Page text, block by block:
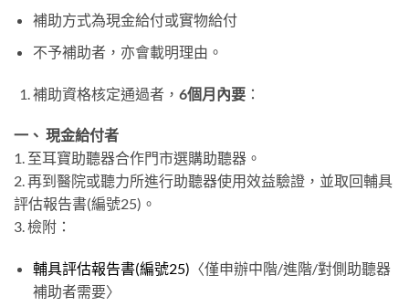
補助方式為現金給付或實物給付
不予補助者，亦會載明理由。
補助資格核定通過者， 6個月內要：
一、 現金給付者
1. 至耳寶助聽器合作門市選購助聽器。
2. 再到醫院或聽力所進行助聽器使用效益驗證，並取回輔具
評估報告書(編號25)。
3. 檢附：
輔具評估報告書(編號25) 〈僅申辦中階/進階/對側助聽器
補助者需要〉